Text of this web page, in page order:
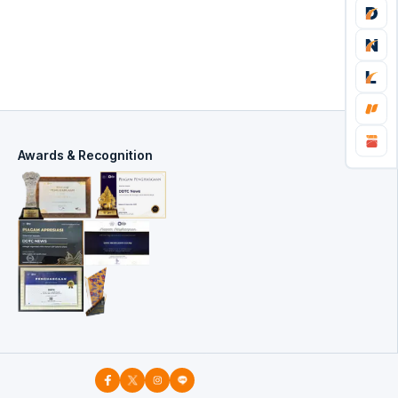
Awards & Recognition